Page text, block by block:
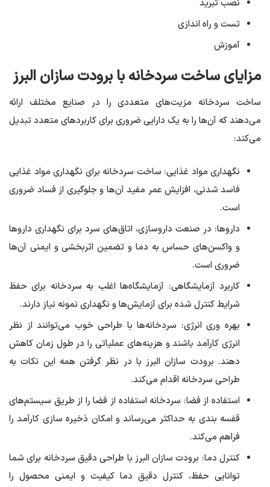
نصب تبرید
تست و راه اندازی
آموزش
مزایای ساخت سردخانه با برودت سازان البرز
ساخت سردخانه مزیت‌های متعددی را در صنایع مختلف ارائه
می‌دهند که آن‌ها را به یک دارایی ضروری برای کاربردهای متعدد تبدیل
می‌کند:
نگهداری مواد غذایی: ساخت سردخانه برای نگهداری مواد غذایی
فاسد شدنی، افزایش عمر مفید آن‌ها و جلوگیری از فساد ضروری
است.
داروها: در صنعت داروسازی، اتاق‌های سرد برای نگهداری داروها
و واکسن‌های حساس به دما و تضمین اثربخشی و ایمنی آن‌ها
ضروری است.
کاربرد آزمایشگاهی: آزمایشگاه‌ها اغلب به سردخانه برای حفظ
شرایط کنترل شده برای آزمایش‌ها و نگهداری نمونه نیاز دارند.
بهره وری انرژی: سردخانه‌ها با طراحی خوب می‌توانند از نظر
انرژی کارآمد باشند و هزینه‌های عملیاتی را در طول زمان کاهش
دهند. برودت سازان البرز با در نظر گرفتن همه این نکات به
طراحی سردخانه اقدام می‌کند.
استفاده از فضا: سردخانه استفاده از فضا را از طریق سیستم‌های
قفسه بندی به حداکثر می‌رساند و امکان ذخیره سازی کارآمد را
فراهم می‌کند.
کنترل دما: برودت سازان البرز با طراحی دقیق سردخانه برای شما
توانایی حفظ، کنترل دقیق دما کیفیت و ایمنی محصول را